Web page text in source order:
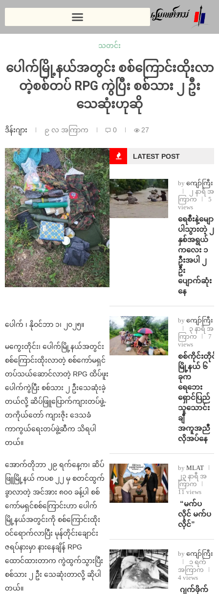
သတင်း
ပေါက်မြို့နယ်အတွင်း စစ်ကြောင်းထိုးလာ
တဲ့စစ်တပ် RPG ကွဲပြီး စစ်သား ၂ ဦး
သေဆုံးဟုဆို
ဒိန်းဂျား ၉ လ အကြာက 0 27
ပေါက် ၊ နိုဝင်ဘာ ၁၊ ၂၀၂၅။
မကွေးတိုင်း၊ ပေါက်မြို့နယ်အတွင်း
စစ်ကြောင်းထိုးလာတဲ့ စစ်ကော်မရှင်
တပ်သယ်ဆောင်လာတဲ့ RPG ထိပ်ဖူး
ပေါက်ကွဲပြီး စစ်သား ၂ ဦးသေဆုံးခဲ့
တယ်လို့ ဆိပ်ဖြူပြောက်ကျားတပ်ဖွဲ့-
တကိုယ်တော် ကျားဇိုး ဒေသခံ
ကာကွယ်ရေးတပ်ဖွဲ့ဆီက သိရပါ
တယ်။
အောက်တိုဘာ ၂၉ ရက်‌နေ့က၊ ဆိပ်
ဖြူမြို့နယ် ကပစ ၂၂ မှ စတင်ထွက်
ခွာလာတဲ့ အင်အား ၈၀၀ ခန့်ပါ စစ်
ကော်မရှင်စစ်ကြောင်းဟာ ပေါက်
မြို့နယ်အတွင်းကို စစ်ကြောင်းထိုး
ဝင်ရောက်လာပြီး မုန်တိုင်းချောင်း
ဇရပ်နားမှာ နားနေချိန် RPG
ထောင်ထားတာက ကွဲထွက်သွားပြီး
စစ်သား ၂ ဦး သေဆုံးတာလို့ ဆိုပါ
တယ်။
LATEST POST
by ကျော်ကြီး
၂ နာရီ အ
ကြာက
5
views
ရေစီးနဲ့မျော
ပါသွားတဲ့ ၂
နှစ်အရွယ်
ကလေး ၁
ဦးအပါ ၂
ဦး
ပျောက်ဆုံး
နေ
by ကျော်ကြီး
၃ နာရီ အ
ကြာက
7
views
စစ်ကိုင်းတိုင်း
မြို့နယ် ၆
ခုက
ရေဘေး
ရှောင်ပြည်
သူသောင်း
ချီ
အကူအညီ
လိုအပ်နေ
by MLAT
၂၃ နာရီ အ
ကြာက
11 views
⁨ ⁨“မက်ပ
လိုင် မက်ပ
လိုင်”
by ကျော်ကြီး
၁ ရက်
အကြာက
4 views
⁨⁩ ⁨ဂျက်ဖိုက်